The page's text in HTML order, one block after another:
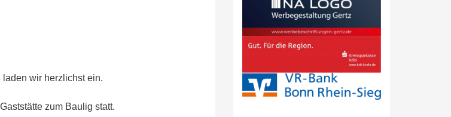
wir herzlichst ein.
zum Baulig statt.